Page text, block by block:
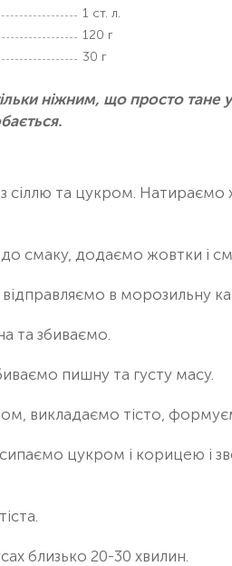
1 ст. л.
120 г
30 г
ніжним, що просто тане
сіллю та цукром.
смаку, додаємо жовтки і
в морозильну
та збиваємо.
пишну та густу масу.
викладаємо тісто,
цукром і корицею і
близько 20-30 хвилин.